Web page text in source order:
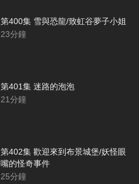
第400集 雪與恐龍/致虹谷夢子小姐
23分鐘
第401集 迷路的泡泡
21分鐘
第402集 歡迎來到布景城堡/妖怪眼
嘴的怪奇事件
25分鐘